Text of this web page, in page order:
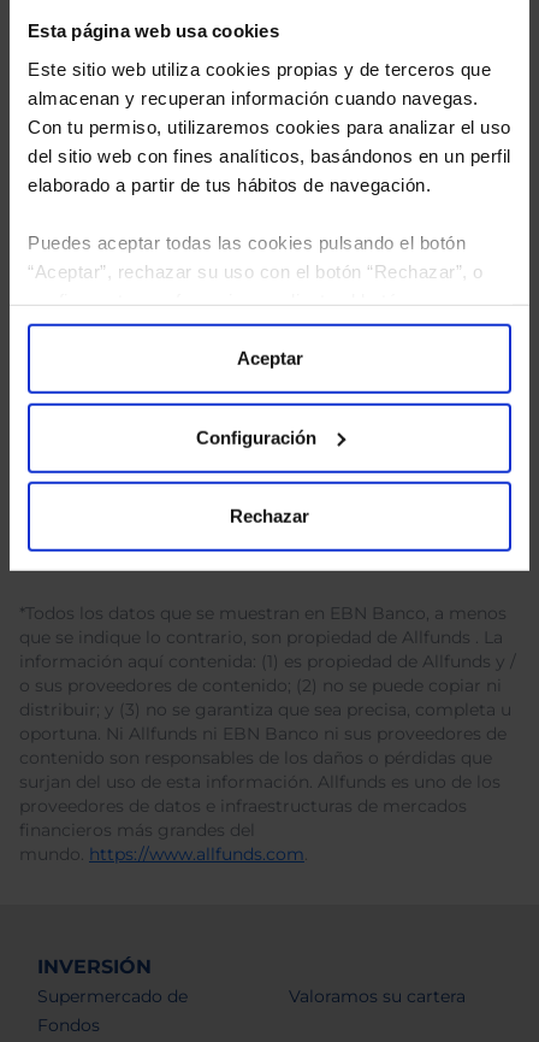
Esta página web usa cookies
Este sitio web utiliza cookies propias y de terceros que
almacenan y recuperan información cuando navegas.
Con tu permiso, utilizaremos cookies para analizar el uso
del sitio web con fines analíticos, basándonos en un perfil
elaborado a partir de tus hábitos de navegación.
Puedes aceptar todas las cookies pulsando el botón
“Aceptar”, rechazar su uso con el botón “Rechazar”, o
“Configuración”. Consulta nuestraPolítica
para más información.
Aceptar
Configuración
Rechazar
He leídola política de privacidady consiento el
tratamiento de mis datos personales.
*Todos los datos que se muestran en EBN Banco, a menos
que se indique lo contrario, son propiedad de Allfunds . La
información aquí contenida: (1) es propiedad de Allfunds y /
o sus proveedores de contenido; (2) no se puede copiar ni
distribuir; y (3) no se garantiza que sea precisa, completa u
oportuna. Ni Allfunds ni EBN Banco ni sus proveedores de
contenido son responsables de los daños o pérdidas que
surjan del uso de esta información. Allfunds es uno de los
proveedores de datos e infraestructuras de mercados
financieros más grandes del
mundo. https://www.allfunds.com.
INVERSIÓN
Supermercado de
Fondos
Valoramos su cartera